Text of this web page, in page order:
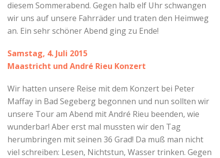
diesem Sommerabend. Gegen halb elf Uhr schwangen
wir uns auf unsere Fahrräder und traten den Heimweg
an. Ein sehr schöner Abend ging zu Ende!
Samstag, 4. Juli 2015
Maastricht und André Rieu Konzert
Wir hatten unsere Reise mit dem Konzert bei Peter
Maffay in Bad Segeberg begonnen und nun sollten wir
unsere Tour am Abend mit André Rieu beenden, wie
wunderbar! Aber erst mal mussten wir den Tag
herumbringen mit seinen 36 Grad! Da muß man nicht
viel schreiben: Lesen, Nichtstun, Wasser trinken. Gegen